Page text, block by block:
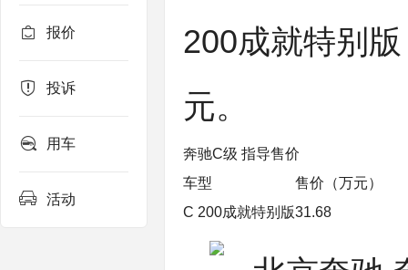
报价
投诉
用车
活动
200成就特别
元。
奔驰C级 指导售价
车型
售价（万元）
C 200成就特别版31.68